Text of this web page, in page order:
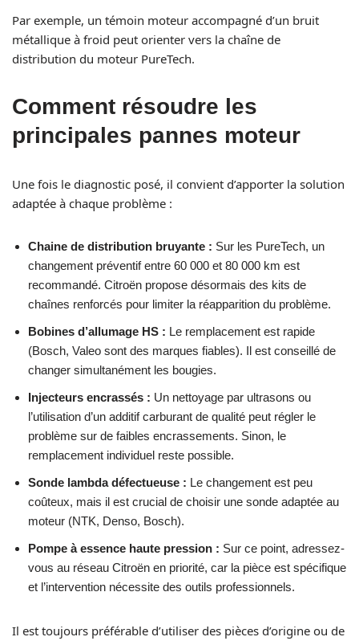
Par exemple, un témoin moteur accompagné d’un bruit
métallique à froid peut orienter vers la chaîne de
distribution du moteur PureTech.
Comment résoudre les
principales pannes moteur
Une fois le diagnostic posé, il convient d’apporter la solution
adaptée à chaque problème :
Chaine de distribution bruyante : Sur les PureTech, un
changement préventif entre 60 000 et 80 000 km est
recommandé. Citroën propose désormais des kits de
chaînes renforcés pour limiter la réapparition du problème.
Bobines d’allumage HS : Le remplacement est rapide
(Bosch, Valeo sont des marques fiables). Il est conseillé de
changer simultanément les bougies.
Injecteurs encrassés : Un nettoyage par ultrasons ou
l’utilisation d’un additif carburant de qualité peut régler le
problème sur de faibles encrassements. Sinon, le
remplacement individuel reste possible.
Sonde lambda défectueuse : Le changement est peu
coûteux, mais il est crucial de choisir une sonde adaptée au
moteur (NTK, Denso, Bosch).
Pompe à essence haute pression : Sur ce point, adressez-
vous au réseau Citroën en priorité, car la pièce est spécifique
et l’intervention nécessite des outils professionnels.
Il est toujours préférable d’utiliser des pièces d’origine ou de